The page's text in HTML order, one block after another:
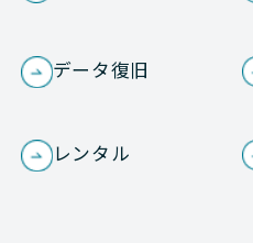
データ復旧
レンタル